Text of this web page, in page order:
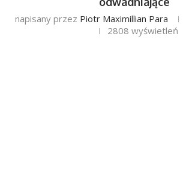
napisany przez Piotr Maximillian Para
2808 wyświetleń